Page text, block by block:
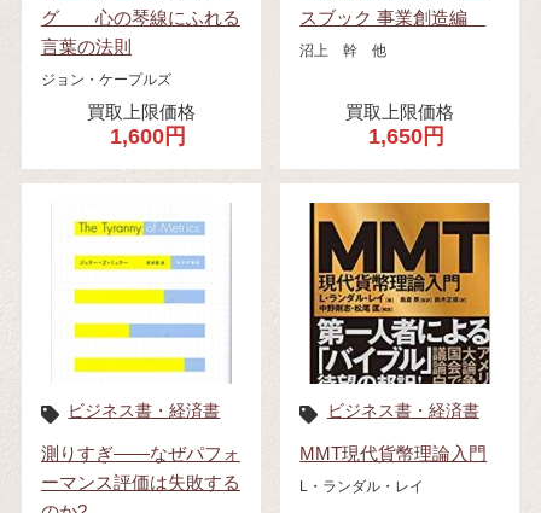
グ 心の琴線にふれる
言葉の法則
ジョン・ケープルズ
買取上限価格
1,600円
スブック 事業創造編
沼上 幹 他
買取上限価格
1,650円
ビジネス書・経済書
測りすぎ――なぜパフォ
ーマンス評価は失敗する
ビジネス書・経済書
MMT現代貨幣理論入門
L・ランダル・レイ